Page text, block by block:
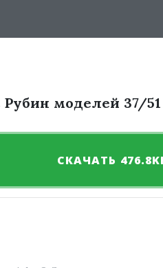
Рубин моделей 37/
СКАЧАТЬ